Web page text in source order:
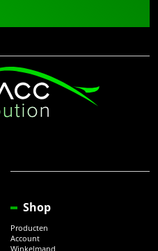
Shop
Producten
Account
Winkelmand